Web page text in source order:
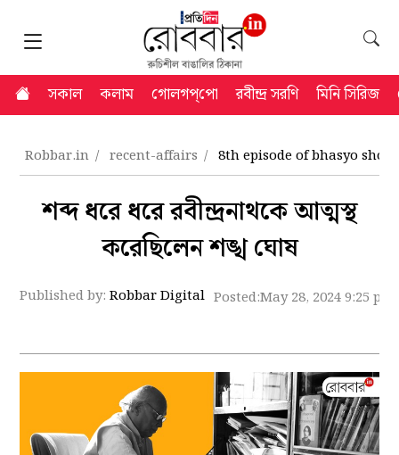
সকাল কলাম গোলগপ্‌পো রবীন্দ্র সরণি মিনি সিরিজ
Robbar.in recent-affairs 8th episode of bhasyo
শব্দ ধরে ধরে রবীন্দ্রনাথকে আত্মস্থ
করেছিলেন শঙ্খ ঘোষ
Published by:Robbar Digital Posted:May 28, 2024 9:25 pm